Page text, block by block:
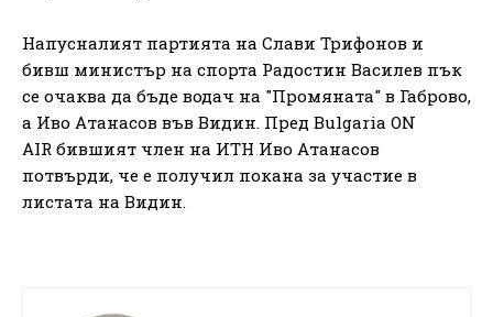
Напусналият партията на Слави Трифонов и
бивш министър на спорта Радостин Василев пък
се очаква да бъде водач на "Промяната" в Габрово,
а Иво Атанасов във Видин. Пред Bulgaria ON
AIR бившият член на ИТН Иво Атанасов
потвърди, че е получил покана за участие в
листата на Видин.